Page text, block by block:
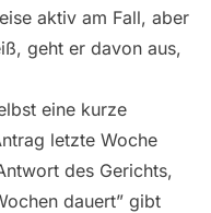
aktiv am Fall, aber
geht er davon aus,
eine kurze
letzte Woche
des Gerichts,
dauert” gibt